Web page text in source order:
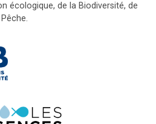
écologique, de la Biodiversité, de